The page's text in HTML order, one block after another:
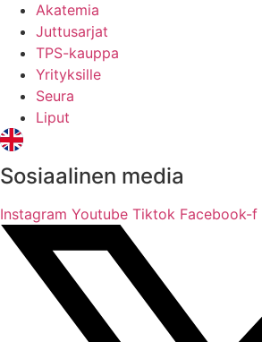
Akatemia
Juttusarjat
TPS-kauppa
Yrityksille
Seura
Liput
Sosiaalinen media
Instagram Youtube Tiktok Facebook-f